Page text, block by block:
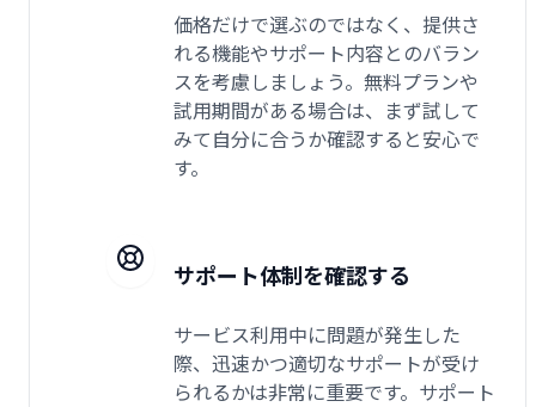
価格だけで選ぶのではなく、提供さ
れる機能やサポート内容とのバラン
スを考慮しましょう。無料プランや
試用期間がある場合は、まず試して
みて自分に合うか確認すると安心で
す。
サポート体制を確認する
サービス利用中に問題が発生した
際、迅速かつ適切なサポートが受け
られるかは非常に重要です。サポート